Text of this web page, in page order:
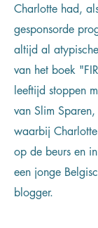
Charlotte had,
gesponsorde
altijd al
van het boek
leeftijd stoppen
van Slim
waarbij
op de beurs en
een jonge
blogger.